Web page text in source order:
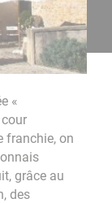
«
franchie, on
grâce au
des